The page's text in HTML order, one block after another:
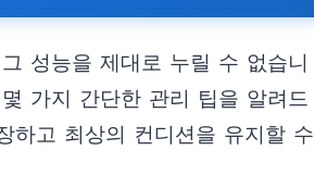
성능을 제대로 누릴 수 없습니
가지 간단한 관리 팁을 알려드
하고 최상의 컨디션을 유지할 수